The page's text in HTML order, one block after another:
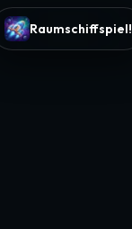
Raumschiffspiel!